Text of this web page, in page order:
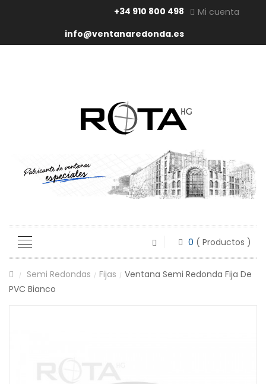
Mi cuenta
+34 910 800 498
info@ventanaredonda.es
0 ( Productos )
/ Semi Redondas / Fijas / Ventana Semi Redonda Fija De
PVC Bianco